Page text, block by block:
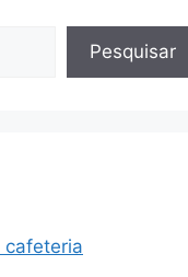
Pesquisar
cafeteria